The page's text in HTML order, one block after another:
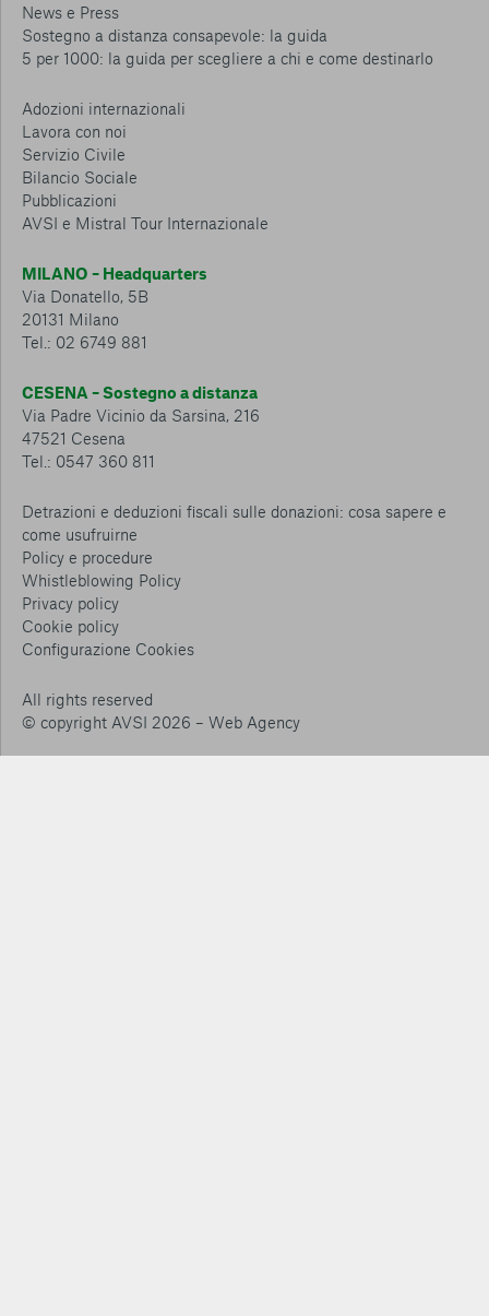
News e Press
Sostegno a distanza consapevole: la guida
5 per 1000: la guida per scegliere a chi e come destinarlo
Adozioni internazionali
Lavora con noi
Servizio Civile
Bilancio Sociale
Pubblicazioni
AVSI e Mistral Tour Internazionale
MILANO – Headquarters
Via Donatello, 5B
20131 Milano
Tel.: 02 6749 881
CESENA – Sostegno a distanza
Via Padre Vicinio da Sarsina, 216
47521 Cesena
Tel.: 0547 360 811
Detrazioni e deduzioni fiscali sulle donazioni: cosa sapere e
come usufruirne
Policy e procedure
Whistleblowing Policy
Privacy policy
Cookie policy
Configurazione Cookies
All rights reserved
© copyright AVSI 2026 – Web Agency